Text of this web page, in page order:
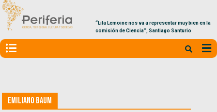
“Lila Lemoine nos va a representar muy bien en la
comisión de Ciencia”, Santiago Santurio
Emiliano Baum